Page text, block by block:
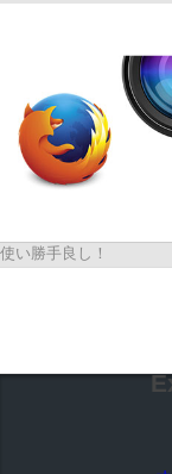
使い勝手良し！